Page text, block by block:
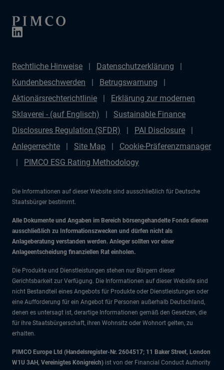
Rechtliche Hinweise
Datenschutzerklärung
Kundenbeschwerden
Betrugswarnung
Aktionärsrechterichtlinie
Erklärung zur modernen
Sklaverei - (auf Englisch)
Sustainable Finance
Disclosures Regulation (SFDR)
PAI Disclosure
Anlegerrechte
Site Map
Cookie-Präferenzmanager
PIMCO ESG Rating Methodology
Die Informationen auf dieser Website sind ausschließlich für Deutsche
Staatsbürger bestimmt.
Alle Dokumente und Angaben im Bereich börsengehandelte Fonds dienen
ausschließlich zu Informationszwecken und dürfen nicht als
Anlageberatung verstanden werden. Anleger sollten vor einer
Anlageentscheidung finanziellen Rat einholen.
Die Produkte und Dienstleistungen stehen nur Bürgern dieser
Gerichtsbarkeit zur Verfügung. Die Informationen auf dieser Website sind
nicht Bestandteil eines Angebots für Produkte oder Dienstleistungen oder
eine Aufforderung für ein Angebot für Personen außerhalb Deutschland,
denen es untersagt ist, derartige Informationen gemäß den Gesetzen, die
für ihre Staatsbürgerschaft, ihren Wohnsitz oder Wohnort gelten, zu
erhalten.
PIMCO Europe Ltd (Handelsregister-Nr. 2604517; 11 Baker Street, London
W1U 3AH, Vereinigtes Königreich) ist von der Financial Conduct Authority